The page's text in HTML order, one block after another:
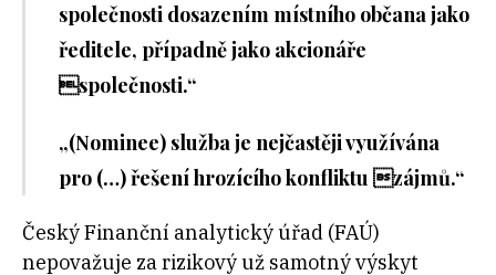
společnosti dosazením místního občana jako
ředitele, případně jako akcionáře
společnosti.“
„(Nominee) služba je nejčastěji využívána
pro (…) řešení hrozícího konfliktu zájmů.“
Český Finanční analytický úřad (FAÚ)
nepovažuje za rizikový už samotný výskyt